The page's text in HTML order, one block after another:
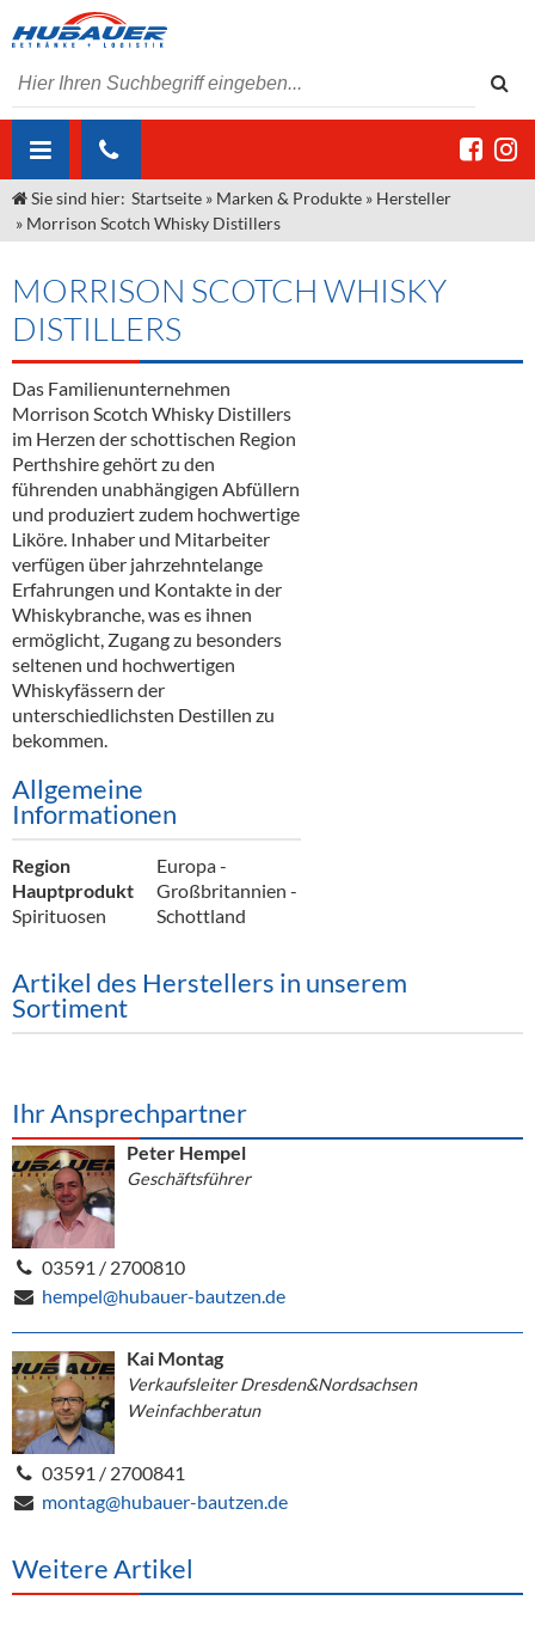
ÜBER UNS
Unser Liefergebiet
Kontakt
Angebote Gastronomie & Großhandel
Gastronomie
Großhandel
"DroughtMaster"
Neuigkeiten
Termine
MARKEN & PRODUKTE
Sirup
Spirituosen
Bier
Alkoholfreie Getränke
Öle & Küchenartikel
Kaffee
Barzubehör
Equipment
Verpackung
Hygieneartikel & Desinfektion
Kommisionskauf & Lieferbedingungen
Fremddienstleistungen
Sie sind hier: Startseite » Marken & Produkte » Hersteller
» Morrison Scotch Whisky Distillers
MORRISON SCOTCH WHISKY
DISTILLERS
Das Familienunternehmen
Morrison Scotch Whisky Distillers
im Herzen der schottischen Region
Perthshire gehört zu den
führenden unabhängigen Abfüllern
und produziert zudem hochwertige
Liköre. Inhaber und Mitarbeiter
verfügen über jahrzehntelange
Erfahrungen und Kontakte in der
Whiskybranche, was es ihnen
ermöglicht, Zugang zu besonders
seltenen und hochwertigen
Whiskyfässern der
unterschiedlichsten Destillen zu
bekommen.
Allgemeine
Informationen
Region
Europa -
Großbritannien -
Schottland
Hauptprodukt
Spirituosen
Artikel des Herstellers in unserem
Sortiment
Ihr Ansprechpartner
Peter Hempel
Geschäftsführer
03591 / 2700810
hempel@hubauer-bautzen.de
Kai Montag
Verkaufsleiter Dresden&Nordsachsen
Weinfachberatun
03591 / 2700841
montag@hubauer-bautzen.de
Weitere Artikel